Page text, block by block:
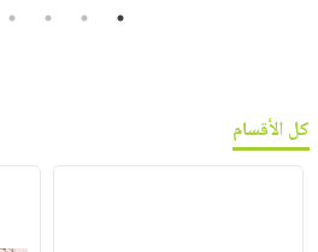
1
2
3
4
كل الأقسام